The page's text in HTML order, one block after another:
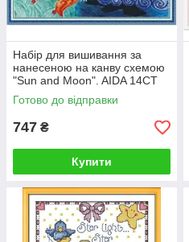
Набір для вишивання за
нанесеною на канву схемою
"Sun and Moon". AIDA 14CT
printed, 44*36 см
Готово до відправки
747 ₴
Купити